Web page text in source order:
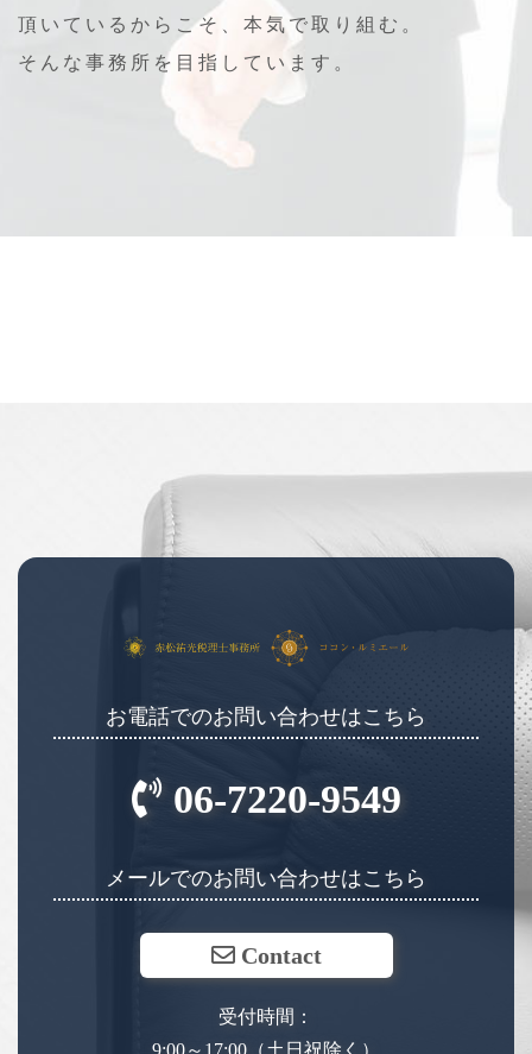
頂いているからこそ、本気で取り組む。
そんな事務所を目指しています。
お電話でのお問い合わせはこちら
06-7220-9549
メールでのお問い合わせはこちら
Contact
受付時間：
9:00～17:00（土日祝除く）